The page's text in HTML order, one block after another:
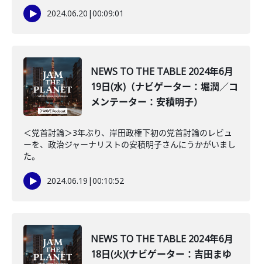
2024.06.20 |00:09:01
NEWS TO THE TABLE 2024年6月
19日(水)（ナビゲーター：堀潤／コ
メンテーター：安積明子）
＜党首討論＞3年ぶり、岸田政権下初の党首討論のレビュ
ーを、政治ジャーナリストの安積明子さんにうかがいまし
た。
2024.06.19 |00:10:52
NEWS TO THE TABLE 2024年6月
18日(火)(ナビゲーター：吉田まゆ